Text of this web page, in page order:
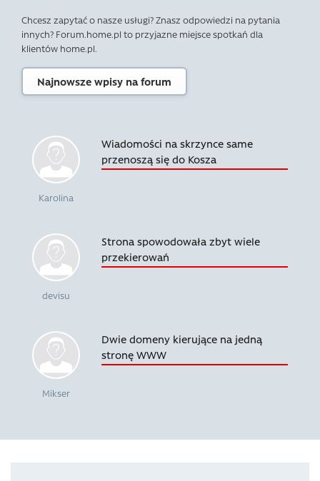
Chcesz zapytać o nasze usługi? Znasz odpowiedzi na pytania
innych? Forum.home.pl to przyjazne miejsce spotkań dla
klientów home.pl.
Najnowsze wpisy na forum
Karolina
Wiadomości na skrzynce same
przenoszą się do Kosza
devisu
Strona spowodowała zbyt wiele
przekierowań
Mikser
Dwie domeny kierujące na jedną
stronę WWW